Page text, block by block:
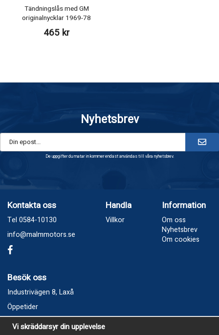
Tändningslås med GM
originalnycklar 1969-78
465 kr
Nyhetsbrev
De uppgifter du matar in kommer endast användas till våra nyhetsbrev.
Kontakta oss
Tel 0584-10130
info@malmmotors.se
Handla
Villkor
Information
Om oss
Nyhetsbrev
Om cookies
Besök oss
Industrivägen 8, Laxå
Öppetider
Vecka 32
Vi skräddarsyr din upplevelse